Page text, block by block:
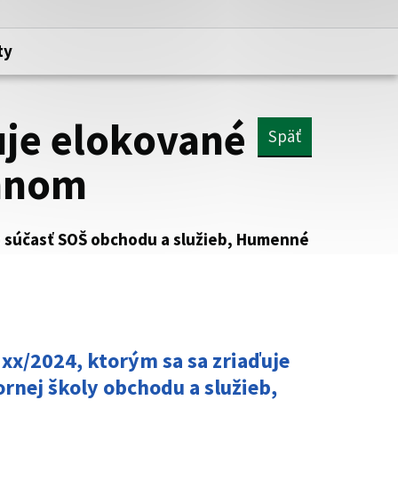
Zabezpečená stránka vždy začína
webového sídla.
elokované
Späť
SOŠ obchodu a služieb, Humenné
xx/2024, ktorým sa sa zriaďuje
školy obchodu a služieb,